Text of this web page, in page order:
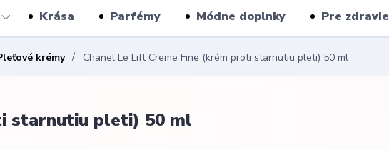
Krása Parfémy Módne doplnky Pre zdravie
krémy Chanel Le Lift Creme Fine (krém proti starnutiu pleti) 50 ml
starnutiu pleti) 50 ml